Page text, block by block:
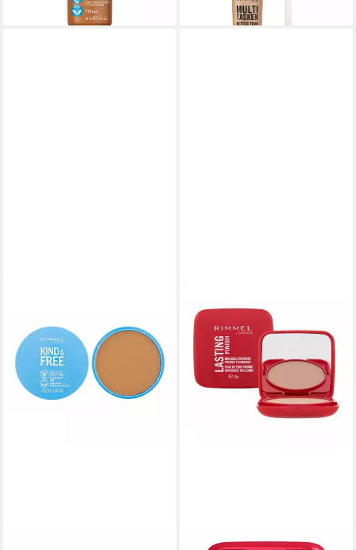
lieferbar in 2 Wochen
in 7-9 Werktagen bei dir